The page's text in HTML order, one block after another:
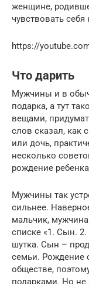
женщине,
чувствовать
https://
Что дарить
Мужчины и в
подарка, а тут
вещами,
слов сказал, как
или дочь,
несколько
рождение
Мужчины так
сильнее.
мальчик, мужчина
списке «1. Сын.
шутка. Сын –
семьи. Рождение
обществе,
подарками. Но не